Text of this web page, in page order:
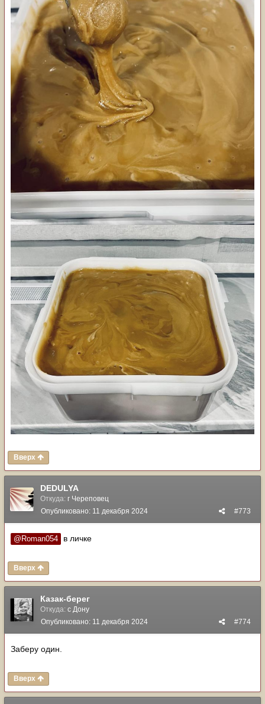
Вверх
DEDULYA
Откуда: г Череповец
#773
Опубликовано: 11 декабря 2024
@Roman054 в личке
Вверх
Казак-берег
Откуда: с Дону
#774
Опубликовано: 11 декабря 2024
Заберу один.
Вверх